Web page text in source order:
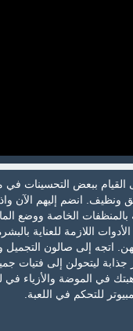
ببعض التحسينات في
انضم إليهم الآن
الخاصة ووضع
اللازمة للعناية
لهن. اتجه إلى صالون
ليتحولن إلى فتيات
في الموضة والأزياء في
للتحكم في اللعبة.